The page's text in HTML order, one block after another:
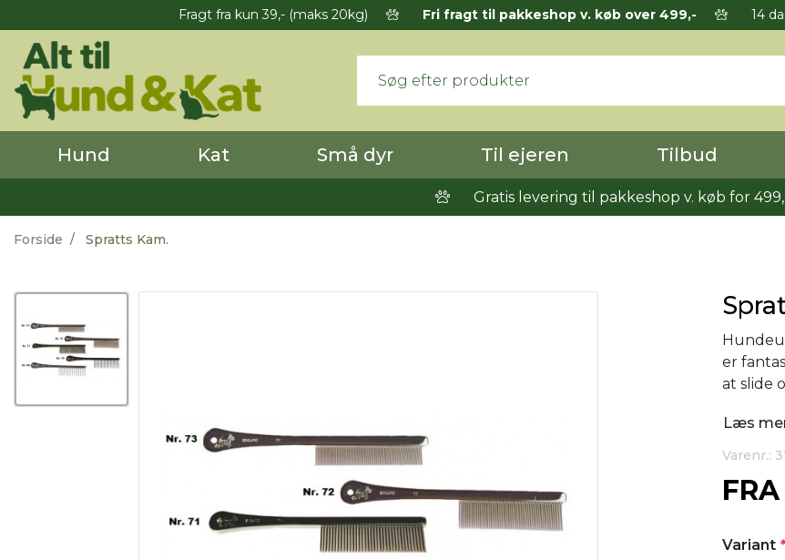
Fragt fra kun 39,- (maks 20kg) Fri fragt til pakkeshop v. køb over 499,- 14
Hund Kat Små dyr Til ejeren Tilbud
Gratis levering til pakkeshop v. køb for
Forside Spratts Kam.
er
at slide
Læs
Varenr.:
FRA
Variant *